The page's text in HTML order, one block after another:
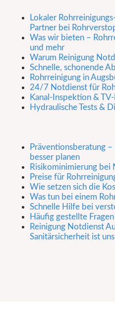
Lokaler
Partner bei
Was wir bieten –
und mehr
Warum Reinigung
Schnelle, schonende
Rohrreinigung in
24/7 Notdienst für
Kanal-Inspektion &
Hydraulische Tests &
Präventionsberatung
besser planen
Risikominimierung bei
Preise für
Wie setzen sich die
Was tun bei einem
Schnelle Hilfe bei
Häufig gestellte Fragen
Reinigung Notdienst
Sanitärsicherheit ist